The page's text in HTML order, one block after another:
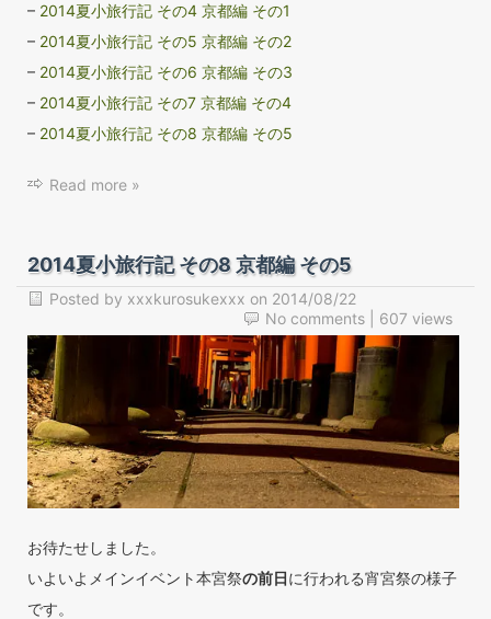
– 2014夏小旅行記 その4 京都編 その1
– 2014夏小旅行記 その5 京都編 その2
– 2014夏小旅行記 その6 京都編 その3
– 2014夏小旅行記 その7 京都編 その4
– 2014夏小旅行記 その8 京都編 その5
Read more »
2014夏小旅行記 その8 京都編 その5
Posted by xxxkurosukexxx on 2014/08/22
No comments | 607 views
お待たせしました。
いよいよメインイベント本宮祭の前日に行われる宵宮祭の様子
です。